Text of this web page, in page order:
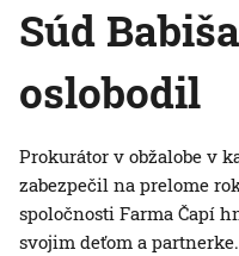
Súd
oslobodil
Prokurátor v obžalobe v
zabezpečil na prelome
spoločnosti Farma Čapí
svojim deťom a partnerke.